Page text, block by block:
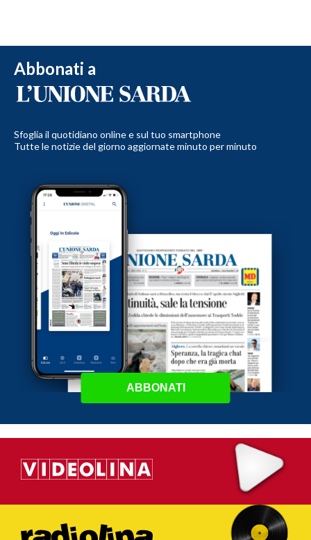
Abbonati a
Sfoglia il quotidiano online e sul tuo smartphone
Tutte le notizie del giorno aggiornate minuto per minuto
ABBONATI